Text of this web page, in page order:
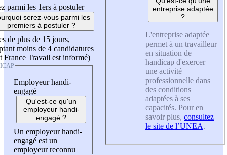
parmi les 1ers à postuler
serez-vous parmi les
premiers à postuler ?
de plus de 15 jours,
moins de 4 candidatures
France Travail est informé)
Employeur handi-
engagé
Qu'est-ce qu'un
employeur handi-
engagé ?
Un employeur handi-
engagé est un
employeur reconnu
entreprise adaptée
?
L'entreprise adaptée
permet à un travailleur
en situation de
handicap d'exercer
une activité
professionnelle dans
des conditions
adaptées à ses
capacités. Pour en
savoir plus, consultez
le site de l’UNEA.